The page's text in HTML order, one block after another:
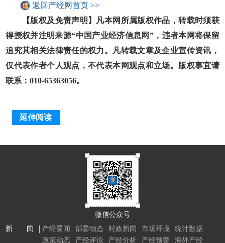
返回产经网首页 >>
【版权及免责声明】凡本网所属版权作品，转载时须获
得授权并注明来源“中国产业经济信息网”，违者本网将保留
追究其相关法律责任的权力。凡转载文章及企业宣传资讯，
仅代表作者个人观点，不代表本网观点和立场。版权事宜请
联系：010-65363056。
延伸阅读
微信公众号
新 闻
产经要闻 部委动态 时政新闻 市场环境
统计数据
政策动态
产经评论 产经分析 产经预警 海外产经